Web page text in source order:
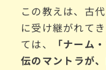
この教えは、古
に受け継がれて
ては、
「ナーム
伝のマントラが